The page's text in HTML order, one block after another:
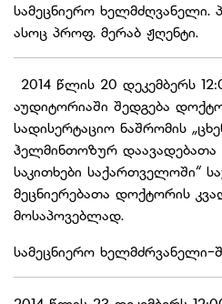
სამეცნიერო
ასოც პროფ. მერაბ ჟღენტი.
2014 წლის 20 დეკემბერს
აუდიტორიაში შედგება
სადისერტაციო ნაშრომის
ჰელმინთოზურ
საკითხები საქართველოში“
მეცნიერებათა დოქტორის
მოსაპოვებლად.
სამეცნიერო ხელმძრვანელი-